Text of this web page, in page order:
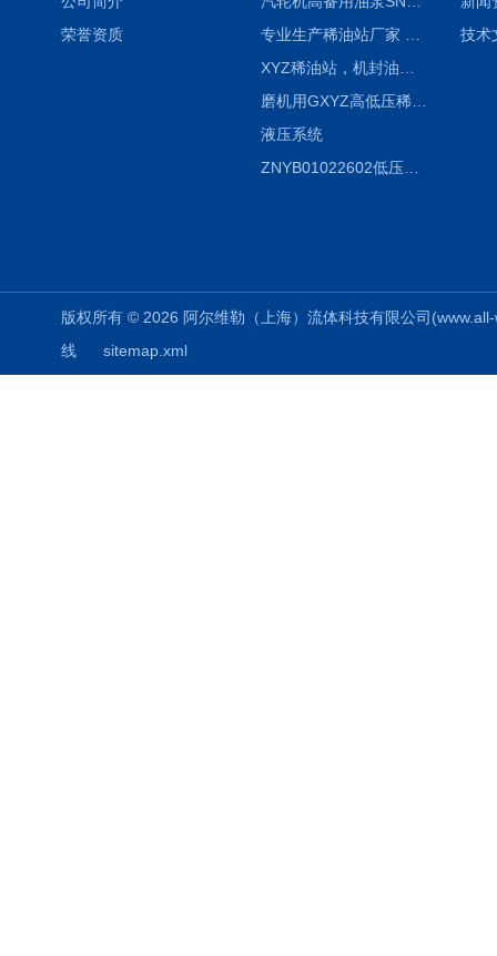
荣誉资质
磨机用GXYZ高低压稀油站，静压油润滑系统
液压系统
ZNYB01022602低压螺杆泵
技术
版权所有 © 2026 阿尔维勒（上海）流体科技有限公司
线
sitemap.xml